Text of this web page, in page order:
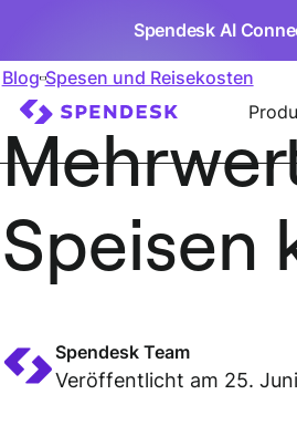
Spendesk AI
Blog Spesen und Reisekosten
Speisen
Spendesk Team
Veröffentlicht am 25.